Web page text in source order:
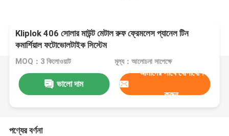
Kliplok 406 সোলার মাউন্ট মেটাল রুফ ফ্রেমলেস প্যানেল টিন
কমার্শিয়াল ফটোভোলটাইক সিস্টেম
MOQ：3 কিলোওয়াট মূল্য：আলোচনা সাপেক্ষে
ভালো দাম
আমাদের সাথে যোগাযোগ
করুন
পণ্যের বর্ণনা